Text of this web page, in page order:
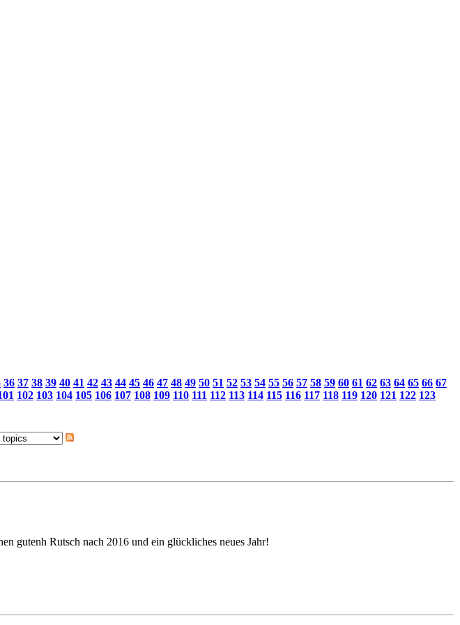
36 37 38 39 40 41 42 43 44 45 46 47 48 49 50 51 52 53 54 55 56 57 58 59 60 61 62 63 64 65 66 67
102 103 104 105 106 107 108 109 110 111 112 113 114 115 116 117 118 119 120 121 122 123
gutenh Rutsch nach 2016 und ein glückliches neues Jahr!